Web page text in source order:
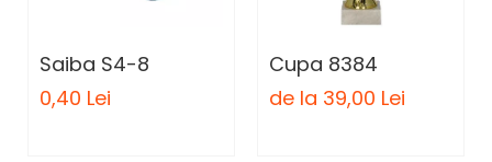
Saiba S4-8
0,40 Lei
Cupa 8384
de la 39,00 Lei